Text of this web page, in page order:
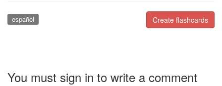
Create flashcards
español
You must sign in to write a comment